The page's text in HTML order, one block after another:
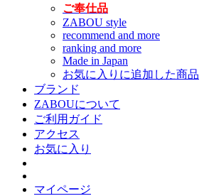
ご奉仕品
ZABOU style
recommend and more
ranking and more
Made in Japan
お気に入りに追加した商品
ブランド
ZABOUについて
ご利用ガイド
アクセス
お気に入り
マイページ